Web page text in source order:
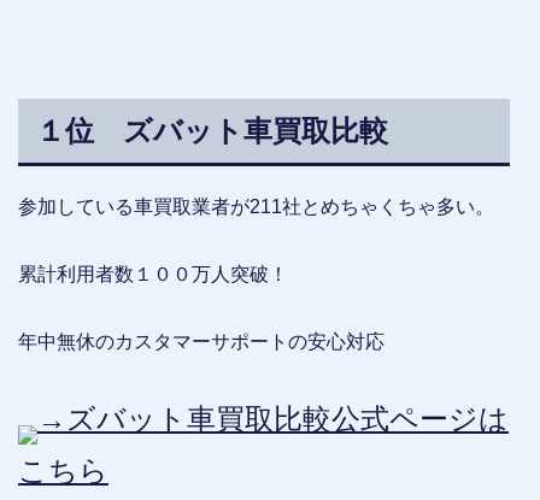
１位 ズバット車買取比較
参加している車買取業者が211社とめちゃくちゃ多い。
累計利用者数１００万人突破！
年中無休のカスタマーサポートの安心対応
→ズバット車買取比較公式ページは
こちら